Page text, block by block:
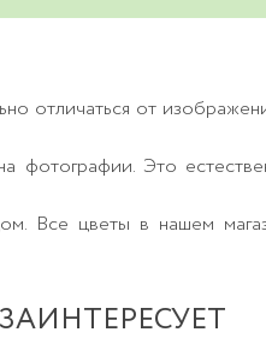
отличаться от
фотографии. Это
Все цветы в нашем